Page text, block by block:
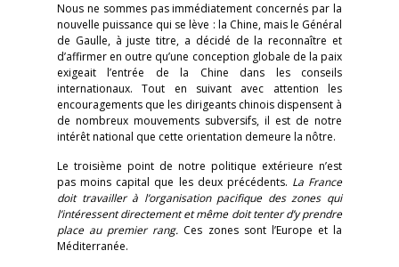
Nous ne sommes pas immédiatement concernés par la
nouvelle puissance qui se lève : la Chine, mais le Général
de Gaulle, à juste titre, a décidé de la reconnaître et
d’affirmer en outre qu’une conception globale de la paix
exigeait l’entrée de la Chine dans les conseils
internationaux. Tout en suivant avec attention les
encouragements que les dirigeants chinois dispensent à
de nombreux mouvements subversifs, il est de notre
intérêt national que cette orientation demeure la nôtre.
Le troisième point de notre politique extérieure n’est
pas moins capital que les deux précédents. La France
doit travailler à l’organisation pacifique des zones qui
l’intéressent directement et même doit tenter d’y prendre
place au premier rang. Ces zones sont l’Europe et la
Méditerranée.